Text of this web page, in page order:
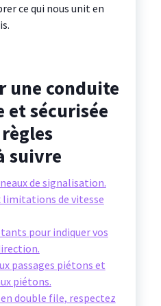
ce qui nous unit en
une conduite
et sécurisée
suivre
de signalisation.
de vitesse
pour indiquer vos
passages piétons et
piétons.
double file, respectez